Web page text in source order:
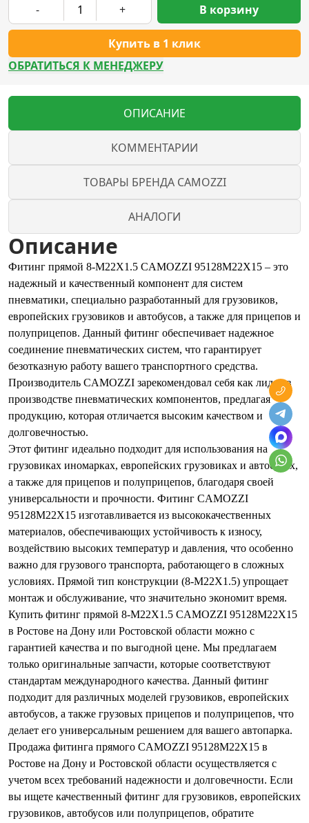
- +
Купить в 1 клик
В корзину
ОБРАТИТЬСЯ К МЕНЕДЖЕРУ
ОПИСАНИЕ
КОММЕНТАРИИ
ТОВАРЫ БРЕНДА CAMOZZI
АНАЛОГИ
Описание
Фитинг прямой 8-M22X1.5 CAMOZZI 95128M22X15 – это
надежный и качественный компонент для систем
пневматики, специально разработанный для грузовиков,
европейских грузовиков и автобусов, а также для прицепов и
полуприцепов. Данный фитинг обеспечивает надежное
соединение пневматических систем, что гарантирует
безотказную работу вашего транспортного средства.
Производитель CAMOZZI зарекомендовал себя как лидер в
производстве пневматических компонентов, предлагая
продукцию, которая отличается высоким качеством и
долговечностью.
Этот фитинг идеально подходит для использования на
грузовиках иномарках, европейских грузовиках и автобусах,
а также для прицепов и полуприцепов, благодаря своей
универсальности и прочности. Фитинг CAMOZZI
95128M22X15 изготавливается из высококачественных
материалов, обеспечивающих устойчивость к износу,
воздействию высоких температур и давления, что особенно
важно для грузового транспорта, работающего в сложных
условиях. Прямой тип конструкции (8-M22X1.5) упрощает
монтаж и обслуживание, что значительно экономит время.
Купить фитинг прямой 8-M22X1.5 CAMOZZI 95128M22X15
в Ростове на Дону или Ростовской области можно с
гарантией качества и по выгодной цене. Мы предлагаем
только оригинальные запчасти, которые соответствуют
стандартам международного качества. Данный фитинг
подходит для различных моделей грузовиков, европейских
автобусов, а также грузовых прицепов и полуприцепов, что
делает его универсальным решением для вашего автопарка.
Продажа фитинга прямого CAMOZZI 95128M22X15 в
Ростове на Дону и Ростовской области осуществляется с
учетом всех требований надежности и долговечности. Если
вы ищете качественный фитинг для грузовиков, европейских
грузовиков, автобусов или полуприцепов, обратите